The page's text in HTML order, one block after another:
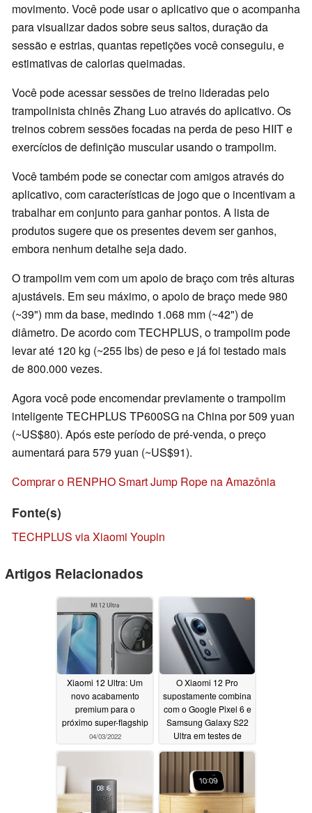
movimento. Você pode usar o aplicativo que o acompanha
para visualizar dados sobre seus saltos, duração da
sessão e estrias, quantas repetições você conseguiu, e
estimativas de calorias queimadas.
Você pode acessar sessões de treino lideradas pelo
trampolinista chinês Zhang Luo através do aplicativo. Os
treinos cobrem sessões focadas na perda de peso HIIT e
exercícios de definição muscular usando o trampolim.
Você também pode se conectar com amigos através do
aplicativo, com características de jogo que o incentivam a
trabalhar em conjunto para ganhar pontos. A lista de
produtos sugere que os presentes devem ser ganhos,
embora nenhum detalhe seja dado.
O trampolim vem com um apoio de braço com três alturas
ajustáveis. Em seu máximo, o apoio de braço mede 980
(~39") mm da base, medindo 1.068 mm (~42") de
diâmetro. De acordo com TECHPLUS, o trampolim pode
levar até 120 kg (~255 lbs) de peso e já foi testado mais
de 800.000 vezes.
Agora você pode encomendar previamente o trampolim
inteligente TECHPLUS TP600SG na China por 509 yuan
(~US$80). Após este período de pré-venda, o preço
aumentará para 579 yuan (~US$91).
Comprar o RENPHO Smart Jump Rope na Amazônia
Fonte(s)
TECHPLUS via Xiaomi Youpin
Artigos Relacionados
Xiaomi 12 Ultra: Um
novo acabamento
premium para o
próximo super-flagship
04/03/2022
O Xiaomi 12 Pro
supostamente combina
com o Google Pixel 6 e
Samsung Galaxy S22
Ultra em testes de
câmera04/02/2022